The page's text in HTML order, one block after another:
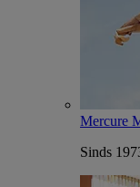
Mercure
Sinds